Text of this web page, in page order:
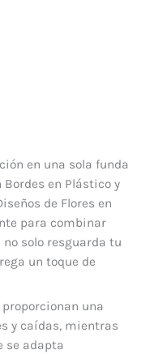
en una sola funda
en Plástico y
de Flores en
para combinar
solo resguarda tu
un toque de
una
y caídas, mientras
se adapta